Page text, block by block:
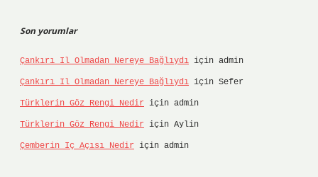
Son yorumlar
Çankırı Il Olmadan Nereye Bağlıydı için admin
Çankırı Il Olmadan Nereye Bağlıydı için Sefer
Türklerin Göz Rengi Nedir için admin
Türklerin Göz Rengi Nedir için Aylin
Çemberin Iç Açısı Nedir için admin